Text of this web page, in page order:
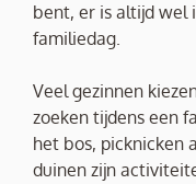
bent, er is altijd wel
familiedag.
Veel gezinnen
zoeken tijdens een
het bos, picknicken
duinen zijn